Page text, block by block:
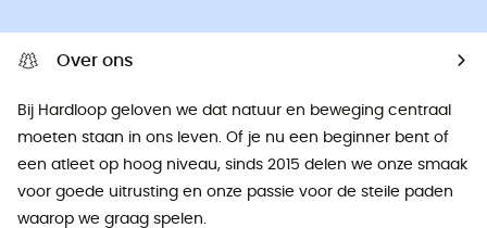
Over ons
Bij Hardloop geloven we dat natuur en beweging centraal
moeten staan ​​in ons leven. Of je nu een beginner bent of
een atleet op hoog niveau, sinds 2015 delen we onze smaak
voor goede uitrusting en onze passie voor de steile paden
waarop we graag spelen.